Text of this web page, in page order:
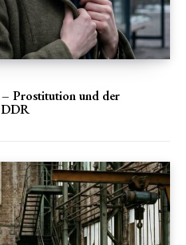
Prostitution und der
DDR